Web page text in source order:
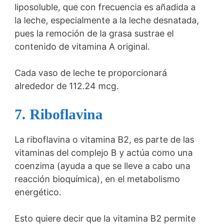
liposoluble, que con frecuencia es añadida a
la leche, especialmente a la leche desnatada,
pues la remoción de la grasa sustrae el
contenido de vitamina A original.
Cada vaso de leche te proporcionará
alrededor de 112.24 mcg.
7. Riboflavina
La riboflavina o vitamina B2, es parte de las
vitaminas del complejo B y actúa como una
coenzima (ayuda a que se lleve a cabo una
reacción bioquímica), en el metabolismo
energético.
Esto quiere decir que la vitamina B2 permite